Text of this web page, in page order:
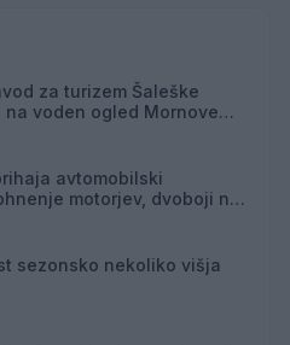
za turizem Šaleške
voden ogled Mornove
avtomobilski
motorjev, dvoboji na
Car Meet
sezonsko nekoliko višja